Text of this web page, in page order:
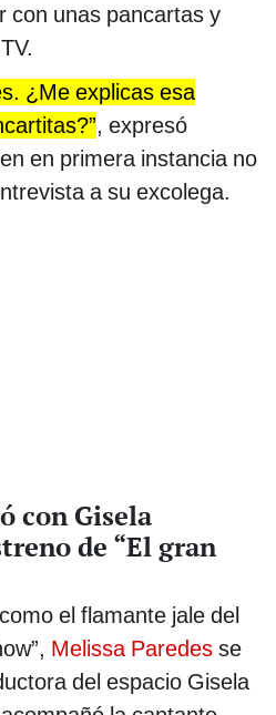
con unas pancartas y
¿Me explicas esa
, expresó
en primera instancia no
a su excolega.
con Gisela
de “El gran
el flamante jale del
Melissa Paredes se
del espacio Gisela